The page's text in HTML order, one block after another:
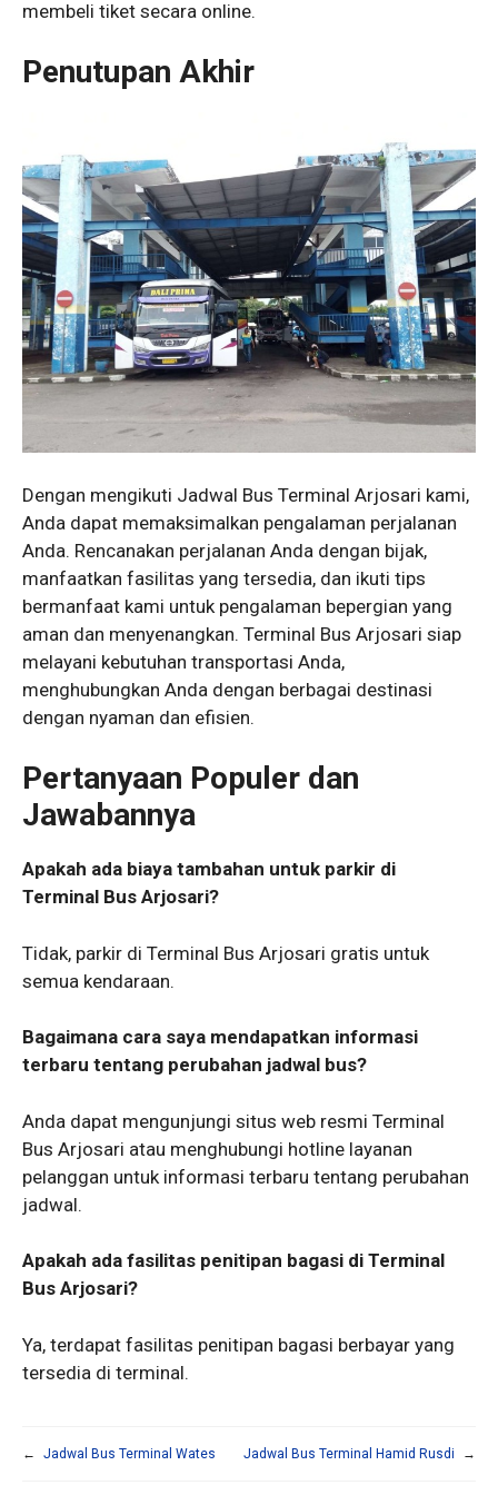
membeli tiket secara online.
Penutupan Akhir
Dengan mengikuti Jadwal Bus Terminal Arjosari kami,
Anda dapat memaksimalkan pengalaman perjalanan
Anda. Rencanakan perjalanan Anda dengan bijak,
manfaatkan fasilitas yang tersedia, dan ikuti tips
bermanfaat kami untuk pengalaman bepergian yang
aman dan menyenangkan. Terminal Bus Arjosari siap
melayani kebutuhan transportasi Anda,
menghubungkan Anda dengan berbagai destinasi
dengan nyaman dan efisien.
Pertanyaan Populer dan
Jawabannya
Apakah ada biaya tambahan untuk parkir di
Terminal Bus Arjosari?
Tidak, parkir di Terminal Bus Arjosari gratis untuk
semua kendaraan.
Bagaimana cara saya mendapatkan informasi
terbaru tentang perubahan jadwal bus?
Anda dapat mengunjungi situs web resmi Terminal
Bus Arjosari atau menghubungi hotline layanan
pelanggan untuk informasi terbaru tentang perubahan
jadwal.
Apakah ada fasilitas penitipan bagasi di Terminal
Bus Arjosari?
Ya, terdapat fasilitas penitipan bagasi berbayar yang
tersedia di terminal.
← Jadwal Bus Terminal Wates Jadwal Bus Terminal Hamid Rusdi →